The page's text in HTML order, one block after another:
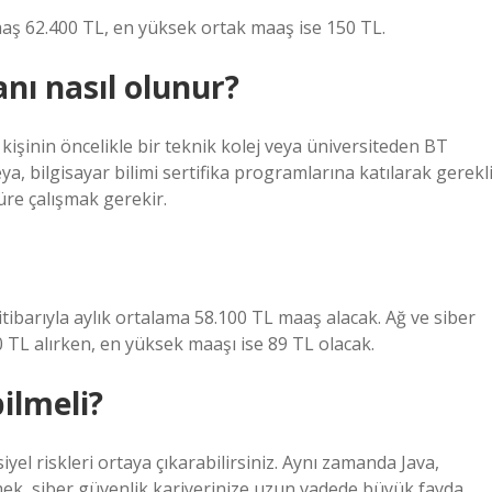
62.400 TL, en yüksek ortak maaş ise 150 TL.
nasıl olunur?
öncelikle bir teknik kolej veya üniversiteden BT
bilgisayar bilimi sertifika programlarına katılarak gerekli
çalışmak gerekir.
aylık ortalama 58.100 TL maaş alacak. Ağ ve siber
alırken, en yüksek maaşı ise 89 TL olacak.
riskleri ortaya çıkarabilirsiniz. Aynı zamanda Java,